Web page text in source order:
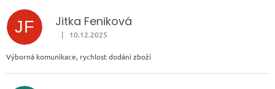
JF Jitka Feniková
Hodnocení obchodu je 5 z 5 hvězdiček.
| 10.12.2025
Výborná komunikace, rychlost dodání zboží